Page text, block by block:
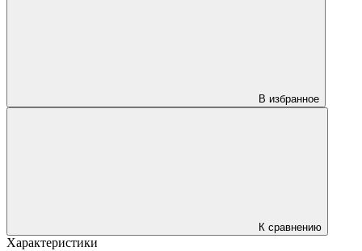
В избранное
К сравнению
Характеристики